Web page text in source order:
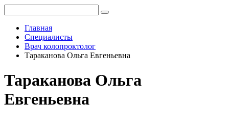
Главная
Специалисты
Врач колопроктолог
Тараканова Ольга Евгеньевна
Тараканова Ольга
Евгеньевна